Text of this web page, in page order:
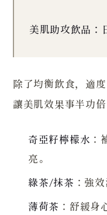
美肌助攻飲品：
除了均衡飲食，適
讓美肌效果事半功倍
奇亞籽檸檬水 ：
亮。
綠茶/抹茶 ：強
薄荷茶 ：舒緩身